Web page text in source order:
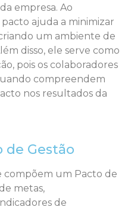
empresa. Ao
ajuda a minimizar
um ambiente de
disso, ele serve como
pois os colaboradores
compreendem
nos resultados da
de Gestão
compõem um Pacto de
metas,
de